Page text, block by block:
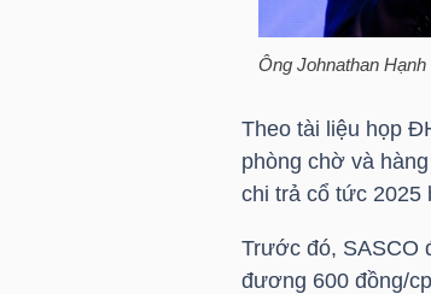
Ông Johnathan
Theo tài liệu họp
phòng chờ và
chi trả cổ tức 2025
Trước đó, SASCO
đương 600 đồng/